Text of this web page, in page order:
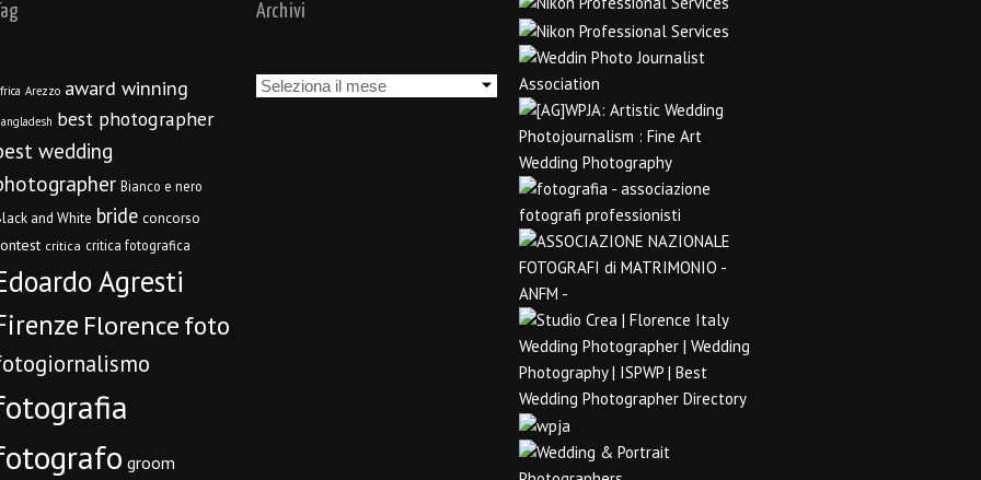
Arezzo award winning
best photographer
wedding
Bianco e nero
and White bride concorso
critica critica fotografica
Agresti
Florencefoto
groom
Archivi
Archivi